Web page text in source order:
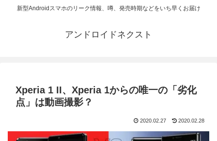
新型Androidスマホのリーク情報、噂、発売時期などをいち早くお届け
アンドロイドネクスト
Xperia 1 II、Xperia 1からの唯一の「劣化
点」は動画撮影？
2020.02.27 2020.02.28